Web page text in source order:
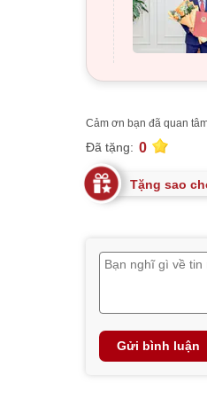
Cảm ơn bạn đã quan
Đã tặng: 0
Tặng sao
Gửi bình luận